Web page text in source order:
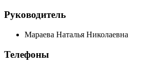
Руководитель
Мараева Наталья Николаевна
Телефоны